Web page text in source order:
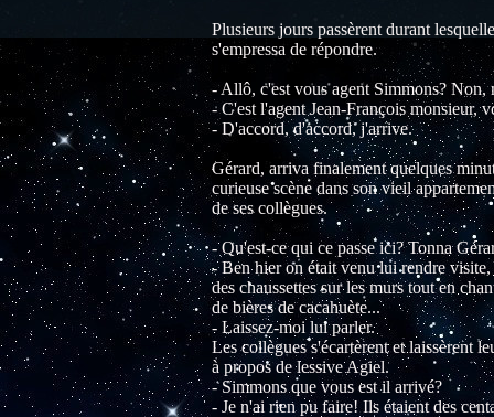
Plusieurs jours passèrent durant
s'empressa de répondre.
- Allô, c'est vous agent Simmons? Non,
- C'est l'agent Jean-François monsieur,
- D'accord, d'accord, j'arrive.
Gérard, arriva finalement quelques
curieuse scène dans son vieil
de ses collègues.
- Qu'est-ce qui ce passe ici? Tonna
- Ben hier on était venu lui rendre
des chaussettes sur les murs tout en
de bières de cacahuète...
- Laissez-moi lui parler.
Les collègues s'écartèrent et laissèrent
à propos de lessive Agiel.
- Simmons que vous est il arrivé?
- Je n'ai rien pu faire! Ils étaient des